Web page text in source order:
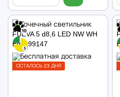
ОСТАЛОСЬ 23 ДНЯ